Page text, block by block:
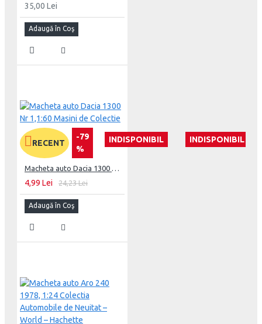
35,00 Lei
Adaugă în Coş
RECENT
-79
%
INDISPONIBIL INDISPONIBIL
4,99 Lei 24,23 Lei
Adaugă în Coş